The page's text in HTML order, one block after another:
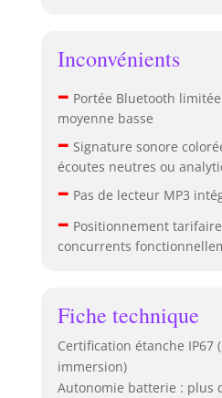
Inconvénients
– Portée Bluetooth
moyenne basse
– Signature sonore
écoutes neutres ou
– Pas de lecteur MP3
– Positionnement
concurrents
Fiche technique
Certification étanche IP67
immersion)
Autonomie batterie : plus